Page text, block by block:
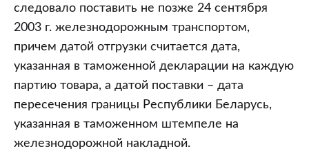
следовало поставить не позже 24 сентября
2003 г. железнодорожным транспортом,
причем датой отгрузки считается дата,
указанная в таможенной декларации на каждую
партию товара, а датой поставки – дата
пересечения границы Республики Беларусь,
указанная в таможенном штемпеле на
железнодорожной накладной.